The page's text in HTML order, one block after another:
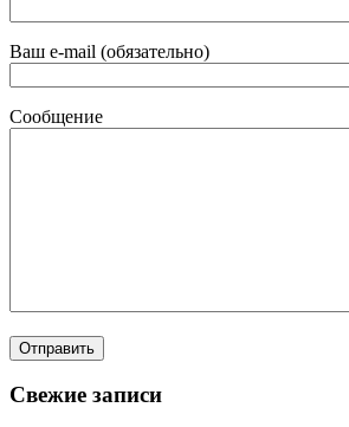
Ваш e-mail (обязательно)
Сообщение
Свежие записи